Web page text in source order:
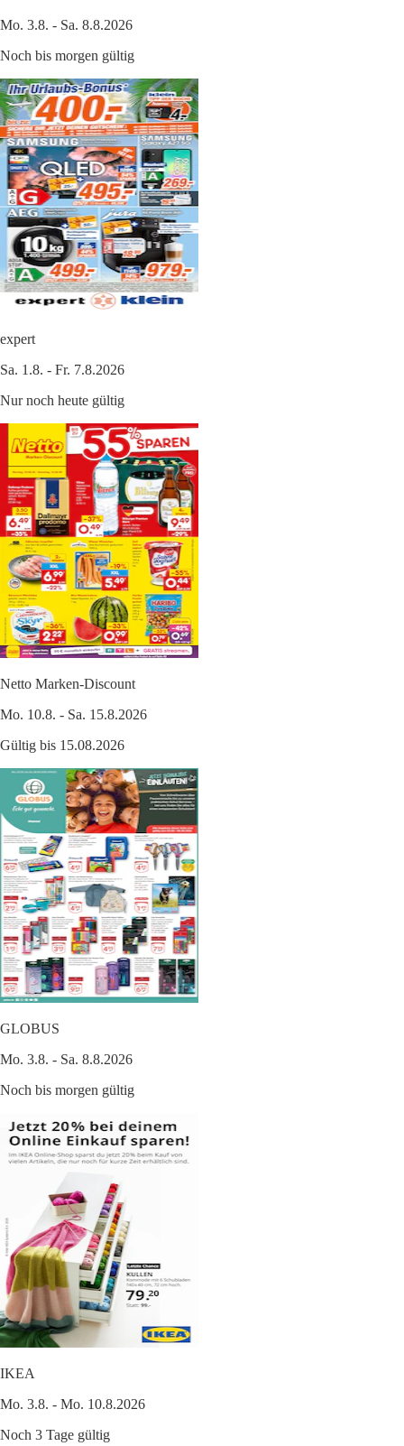
Mo. 3.8. - Sa. 8.8.2026
Noch bis morgen gültig
expert
Sa. 1.8. - Fr. 7.8.2026
Nur noch heute gültig
Netto Marken-Discount
Mo. 10.8. - Sa. 15.8.2026
Gültig bis 15.08.2026
GLOBUS
Mo. 3.8. - Sa. 8.8.2026
Noch bis morgen gültig
IKEA
Mo. 3.8. - Mo. 10.8.2026
Noch 3 Tage gültig